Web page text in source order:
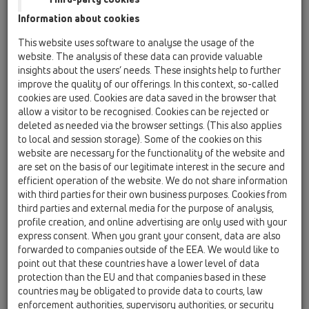
HL8300.PP
HL0114D
12 Балкони и тераси / Принадлежности /
Резервни части / HL0114D
Уплътнител гумен DN75 за барбакани
HL0152.1E
12 Балкони и тераси / Принадлежности /
Резервни части / HL0152.1E
Винт 6,3x19мм (1 бр.)
HL05100.4E
12 Балкони и тераси / Принадлежности /
Резервни части / HL05100.4E
Суха незамръзваща клапа комплект
HL068.10E
12 Балкони и тераси / Принадлежности /
Резервни части / HL068.10E
PP-отводна тръба DN110 за барбакан от
серията HL68
Information about cookies
This website uses software to analyse the usage of the
website. The analysis of these data can provide valuable
insights about the users’ needs. These insights help to further
improve the quality of our offerings. In this context, so-called
cookies are used. Cookies are data saved in the browser that
allow a visitor to be recognised. Cookies can be rejected or
deleted as needed via the browser settings. (This also applies
to local and session storage). Some of the cookies on this
website are necessary for the functionality of the website and
are set on the basis of our legitimate interest in the secure and
efficient operation of the website. We do not share information
with third parties for their own business purposes. Cookies from
third parties and external media for the purpose of analysis,
profile creation, and online advertising are only used with your
express consent. When you grant your consent, data are also
forwarded to companies outside of the EEA. We would like to
point out that these countries have a lower level of data
protection than the EU and that companies based in these
countries may be obligated to provide data to courts, law
enforcement authorities, supervisory authorities, or security